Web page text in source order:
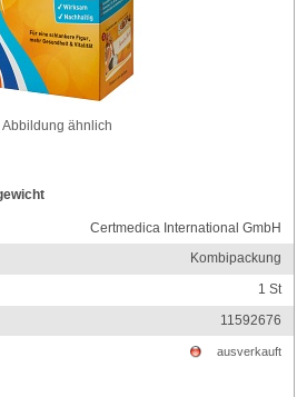
Abbildung ähnlich
Certmedica International GmbH
Kombipackung
1St
11592676
ausverkauft